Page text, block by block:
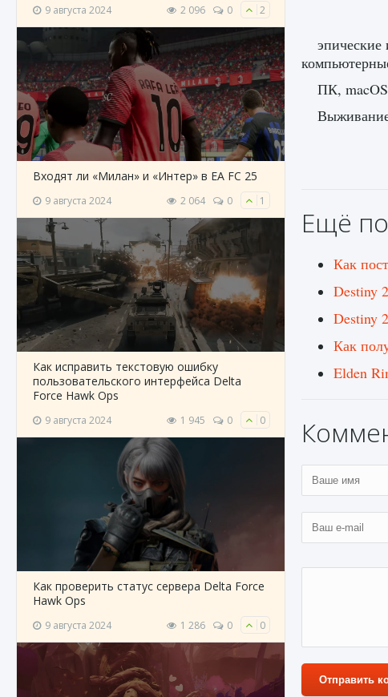
9 августа 2024 2 096 0 2
Входят ли «Милан» и «Интер» в EA FC 25
9 августа 2024 2 064 0 1
Как исправить текстовую ошибку
пользовательского интерфейса Delta
Force Hawk Ops
9 августа 2024 1 945 0 0
Как проверить статус сервера Delta Force
Hawk Ops
9 августа 2024 1 286 0 0
ПК,
Ещё
Как
Destiny
Destiny
Как
Elden
Отправить